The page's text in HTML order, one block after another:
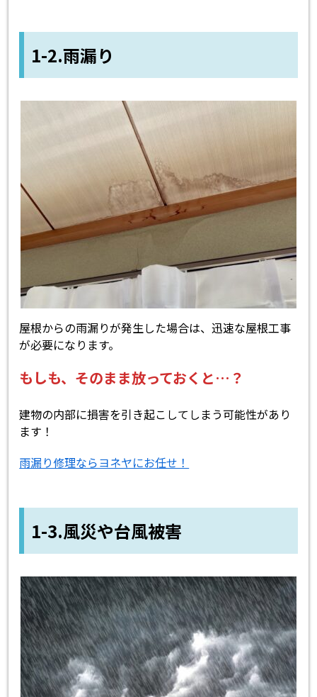
1-2.雨漏り
屋根からの雨漏りが発生した場合は、迅速な屋根工事
が必要になります。
もしも、そのまま放っておくと…？
建物の内部に損害を引き起こしてしまう可能性があり
ます！
雨漏り修理ならヨネヤにお任せ！
1-3.風災や台風被害